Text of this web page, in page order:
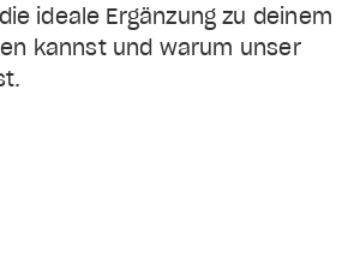
ideale Ergänzung zu deinem
kannst und warum unser